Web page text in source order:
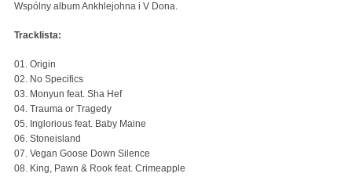
Wspólny album Ankhlejohna i V Dona.
Tracklista:
01. Origin
02. No Specifics
03. Monyun feat. Sha Hef
04. Trauma or Tragedy
05. Inglorious feat. Baby Maine
06. Stoneisland
07. Vegan Goose Down Silence
08. King, Pawn & Rook feat. Crimeapple